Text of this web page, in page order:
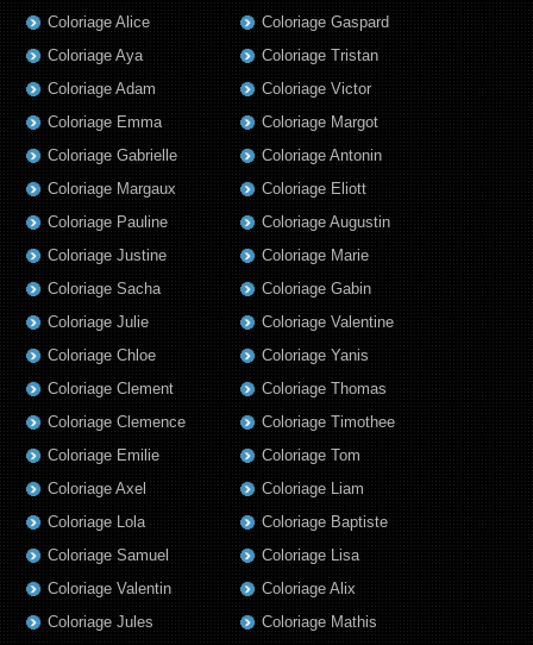
Coloriage Alice
Coloriage Aya
Coloriage Adam
Coloriage Emma
Coloriage Gabrielle
Coloriage Gaspard
Coloriage Tristan
Coloriage Victor
Coloriage Margot
Coloriage Antonin
Coloriage Margaux
Coloriage Pauline
Coloriage Justine
Coloriage Sacha
Coloriage Julie
Coloriage Chloe
Coloriage Clement
Coloriage Clemence
Coloriage Emilie
Coloriage Axel
Coloriage Lola
Coloriage Samuel
Coloriage Valentin
Coloriage Jules
Coloriage Eliott
Coloriage Augustin
Coloriage Marie
Coloriage Gabin
Coloriage Valentine
Coloriage Yanis
Coloriage Thomas
Coloriage Timothee
Coloriage Tom
Coloriage Liam
Coloriage Baptiste
Coloriage Lisa
Coloriage Alix
Coloriage Mathis